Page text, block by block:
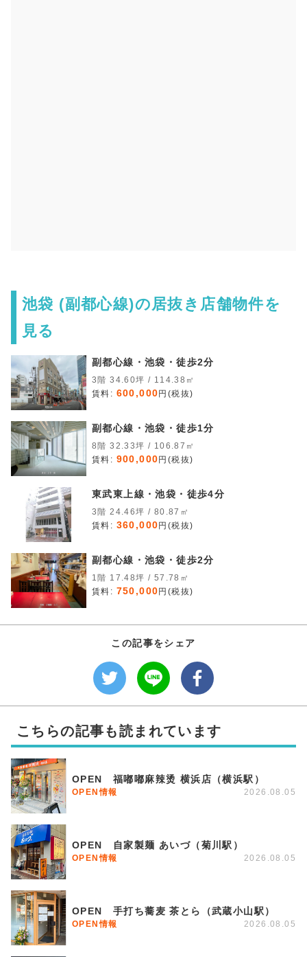
池袋 (副都心線)の居抜き店舗物件を
見る
副都心線・池袋・徒歩2分
3階 34.60坪 / 114.38㎡
賃料: 600,000 円(税抜)
副都心線・池袋・徒歩1分
8階 32.33坪 / 106.87㎡
賃料: 900,000 円(税抜)
東武東上線・池袋・徒歩4分
3階 24.46坪 / 80.87㎡
賃料: 360,000 円(税抜)
副都心線・池袋・徒歩2分
1階 17.48坪 / 57.78㎡
賃料: 750,000 円(税抜)
この記事をシェア
こちらの記事も読まれています
OPEN 福嘟嘟麻辣烫 横浜店（横浜駅）
OPEN情報 2026.08.05
OPEN 自家製麺 あいづ（菊川駅）
OPEN情報 2026.08.05
OPEN 手打ち蕎麦 茶とら（武蔵小山駅）
OPEN情報 2026.08.05